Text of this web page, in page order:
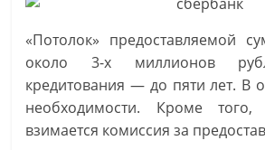
«Потолок» предоставляемой
около 3-х миллионов
кредитования — до пяти лет. В
необходимости. Кроме
взимается комиссия за